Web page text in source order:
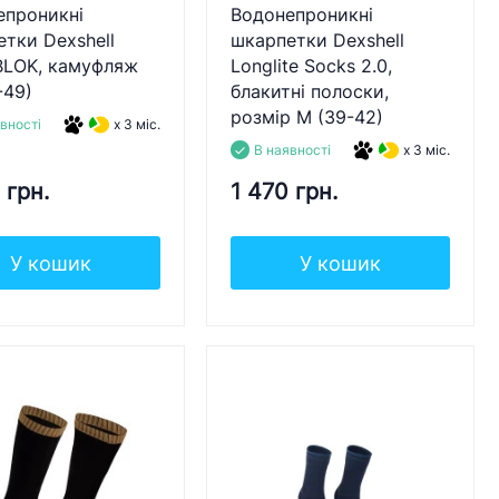
Dexshell
камуфляж
x 3 міс.
У кошик
Водонепроникні
шкарпетки Dexshell
Longlite Socks 2.0,
блакитні полоски,
розмір M (39-42)
В наявності x 3 міс.
1 470 грн.
У кошик